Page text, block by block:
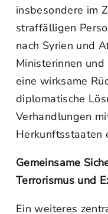
insbesondere im
straffälligen
nach Syrien und
Ministerinnen
eine wirksame
diplomatische
Verhandlungen
Herkunftsstaaten
Gemeinsame
Terrorismus und
Ein weiteres